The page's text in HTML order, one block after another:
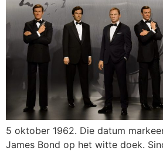
5 oktober 1962. Die datum
James Bond op het witte doek.